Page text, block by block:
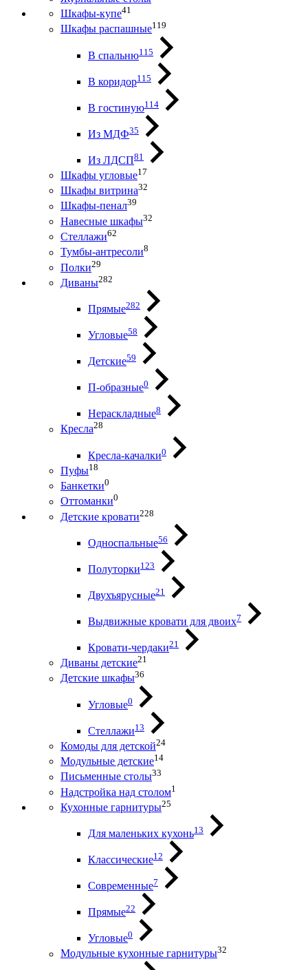
Шкафы-купе41
Шкафы распашные119
В спальню115
В коридор115
В гостиную114
Из МДФ35
Из ЛДСП81
Шкафы угловые17
Шкафы витрина32
Шкафы-пенал39
Навесные шкафы32
Стеллажи62
Тумбы-антресоли8
Полки29
Диваны282
Прямые282
Угловые58
Детские59
П-образные0
Нераскладные8
Кресла28
Кресла-качалки0
Пуфы18
Банкетки0
Оттоманки0
Детские кровати228
Односпальные56
Полуторки123
Двухъярусные21
Выдвижные кровати для двоих7
Кровати-чердаки21
Диваны детские21
Детские шкафы36
Угловые0
Стеллажи13
Комоды для детской24
Модульные детские14
Письменные столы33
Надстройка над столом1
Кухонные гарнитуры25
Для маленьких кухонь13
Классические12
Современные7
Прямые22
Угловые0
Модульные кухонные гарнитуры32